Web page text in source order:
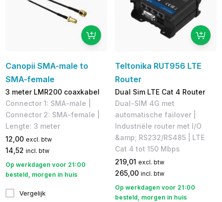
Canopii SMA-male to
SMA-female
3 meter LMR200 coaxkabel
Connector 1: SMA-male | ​
Connector 2: SMA-female |
Lengte: 3 meter
12,00 excl. btw
14,52 incl. btw
Op werkdagen voor 21:00
besteld, morgen in huis
Vergelijk
Teltonika RUT956 LTE
Router
Dual Sim LTE Cat 4 Router
Dual-SIM 4G met
automatische failover |
Industriële router met I/O
&amp; RS232/RS485 | LTE
Cat 4 tot 150 Mbps
219,01 excl. btw
265,00 incl. btw
Op werkdagen voor 21:00
besteld, morgen in huis